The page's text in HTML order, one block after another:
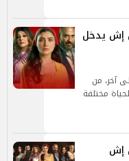
إش إش يدخل
آخر، من
مختلفة
إش إش